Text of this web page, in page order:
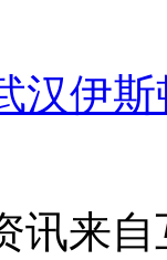
汉伊
讯来